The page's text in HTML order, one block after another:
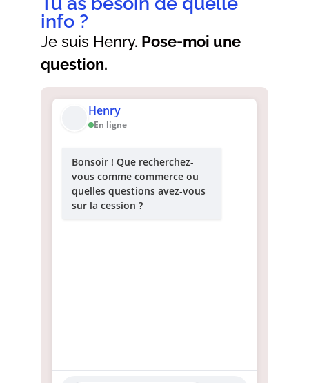
Henry
En ligne
Bonsoir ! Que recherchez-
vous comme commerce ou
quelles questions avez-vous
sur la cession ?
Je suis Henry. Pose-moi une
question.
info ?